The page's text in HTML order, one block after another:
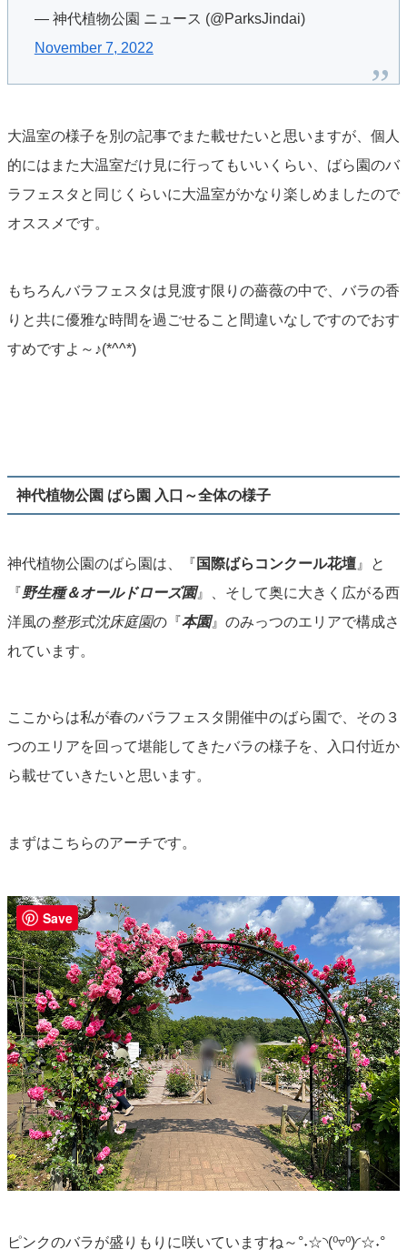
— 神代植物公園 ニュース (@ParksJindai)
November 7, 2022
大温室の様子を別の記事でまた載せたいと思いますが、個人
的にはまた大温室だけ見に行ってもいいくらい、ばら園のバ
ラフェスタと同じくらいに大温室がかなり楽しめましたので
オススメです。
もちろんバラフェスタは見渡す限りの薔薇の中で、バラの香
りと共に優雅な時間を過ごせること間違いなしですのでおす
すめですよ～♪(*^^*)
神代植物公園 ばら園 入口～全体の様子
神代植物公園のばら園は、『 国際ばらコンクール花壇 』と
『野生種＆オールドローズ園』、そして奥に大きく広がる西
洋風の整形式沈床庭園の『本園』のみっつのエリアで構成さ
れています。
ここからは私が春のバラフェスタ開催中のばら園で、その３
つのエリアを回って堪能してきたバラの様子を、入口付近か
ら載せていきたいと思います。
まずはこちらのアーチです。
ピンクのバラが盛りもりに咲いていますね～°˖☆◝(⁰▿⁰)◜☆˖°
Save